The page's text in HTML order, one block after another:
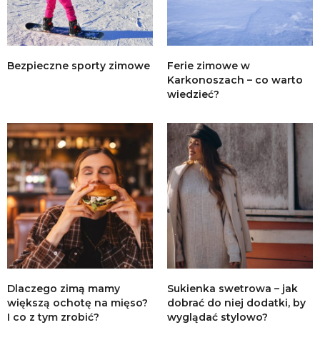
Bezpieczne sporty zimowe
Ferie zimowe w
Karkonoszach – co warto
wiedzieć?
Dlaczego zimą mamy
większą ochotę na mięso?
I co z tym zrobić?
Sukienka swetrowa – jak
dobrać do niej dodatki, by
wyglądać stylowo?